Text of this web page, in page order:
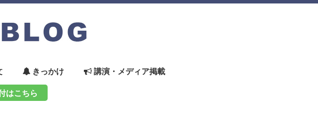
きっかけ
講演・メディア掲載
はこちら